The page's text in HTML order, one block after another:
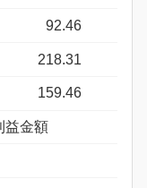
92.46
218.31
159.46
益金額